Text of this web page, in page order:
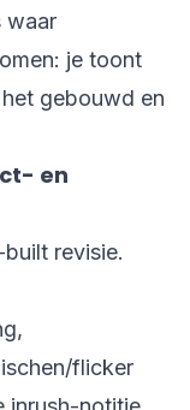
waar
je toont
gebouwd en
en
revisie.
flicker